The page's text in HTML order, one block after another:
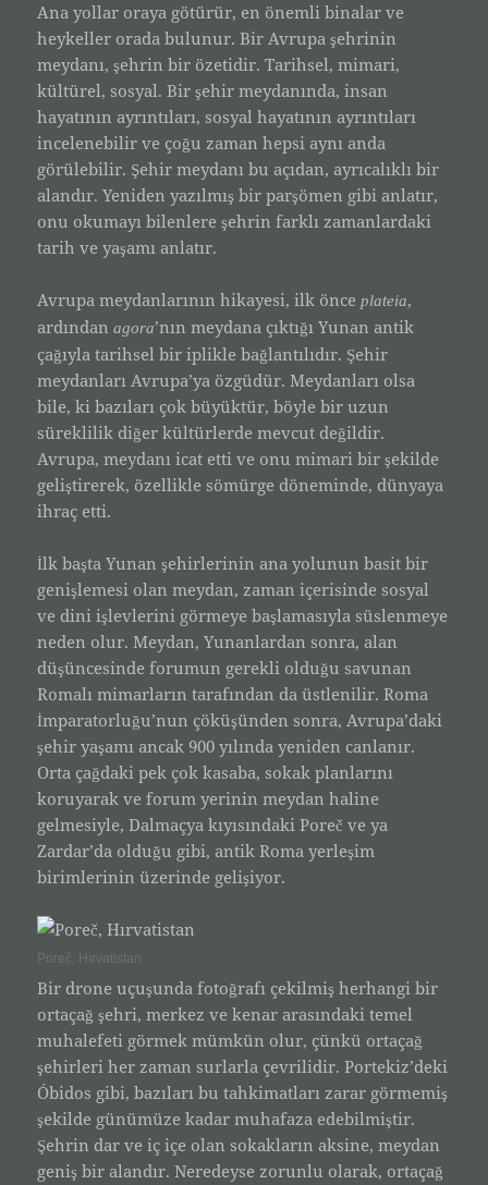
Ana yollar oraya götürür, en önemli binalar ve
heykeller orada bulunur. Bir Avrupa şehrinin
meydanı, şehrin bir özetidir. Tarihsel, mimari,
kültürel, sosyal. Bir şehir meydanında, insan
hayatının ayrıntıları, sosyal hayatının ayrıntıları
incelenebilir ve çoğu zaman hepsi aynı anda
görülebilir. Şehir meydanı bu açıdan, ayrıcalıklı bir
alandır. Yeniden yazılmış bir parşömen gibi anlatır,
onu okumayı bilenlere şehrin farklı zamanlardaki
tarih ve yaşamı anlatır.
Avrupa meydanlarının hikayesi, ilk önceplateia,
ardındanagora’nın meydana çıktığı Yunan antik
çağıyla tarihsel bir iplikle bağlantılıdır. Şehir
meydanları Avrupa’ya özgüdür. Meydanları olsa
bile, ki bazıları çok büyüktür, böyle bir uzun
süreklilik diğer kültürlerde mevcut değildir.
Avrupa, meydanı icat etti ve onu mimari bir şekilde
geliştirerek, özellikle sömürge döneminde, dünyaya
ihraç etti.
İlk başta Yunan şehirlerinin ana yolunun basit bir
genişlemesi olan meydan, zaman içerisinde sosyal
ve dini işlevlerini görmeye başlamasıyla süslenmeye
neden olur. Meydan, Yunanlardan sonra, alan
düşüncesinde forumun gerekli olduğu savunan
Romalı mimarların tarafından da üstlenilir. Roma
İmparatorluğu’nun çöküşünden sonra, Avrupa’daki
şehir yaşamı ancak 900 yılında yeniden canlanır.
Orta çağdaki pek çok kasaba, sokak planlarını
koruyarak ve forum yerinin meydan haline
gelmesiyle, Dalmaçya kıyısındaki Poreč ve ya
Zardar’da olduğu gibi, antik Roma yerleşim
birimlerinin üzerinde gelişiyor.
Poreč, Hırvatistan
Bir drone uçuşunda fotoğrafı çekilmiş herhangi bir
ortaçağ şehri, merkez ve kenar arasındaki temel
muhalefeti görmek mümkün olur, çünkü ortaçağ
şehirleri her zaman surlarla çevrilidir. Portekiz’deki
Óbidos gibi, bazıları bu tahkimatları zarar görmemiş
şekilde günümüze kadar muhafaza edebilmiştir.
Şehrin dar ve iç içe olan sokakların aksine, meydan
geniş bir alandır. Neredeyse zorunlu olarak, ortaçağ